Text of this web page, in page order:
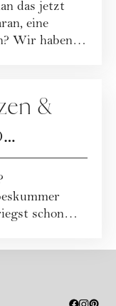
das jetzt
eine
Wir haben
&
schon